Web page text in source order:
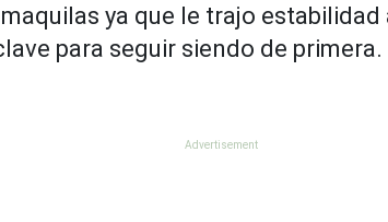
ya que le trajo estabilidad
para seguir siendo de primera.